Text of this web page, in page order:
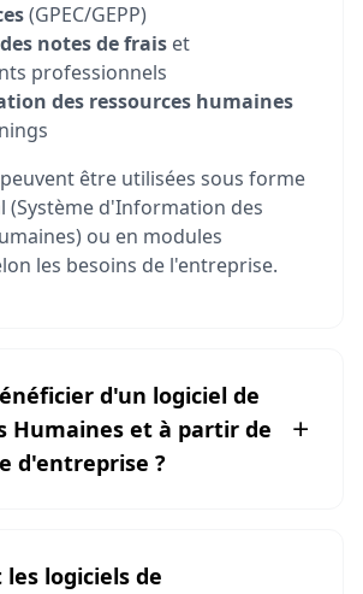
(GPEC/GEPP)
notes de frais et
professionnels
des ressources humaines
être utilisées sous forme
(Système d'Information des
ou en modules
les besoins de l'entreprise.
d'un logiciel de
Humaines et à partir de
d'entreprise ?
les logiciels de